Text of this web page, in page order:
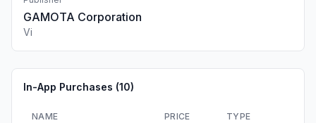
GAMOTA Corporation
Vi
In-App Purchases (10)
NAME PRICE TYPE